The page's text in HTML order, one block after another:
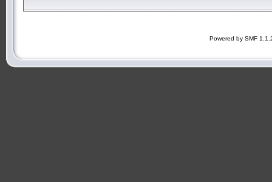
Powered by SMF